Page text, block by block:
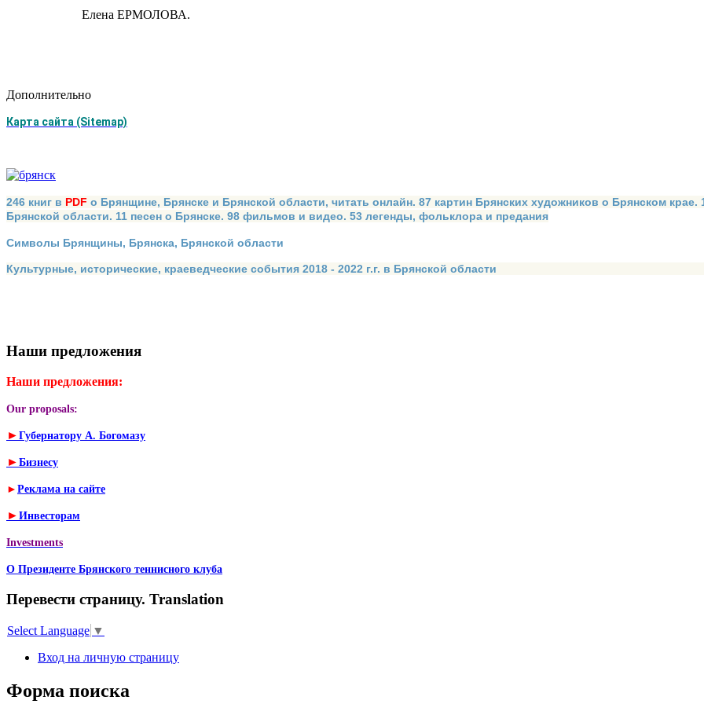
Елена ЕРМОЛОВА.
Дополнительно
Карта сайта (Sitemap)
246 книг в PDF о Брянщине, Брянске и Брянской области, читать онлайн. 87 картин Брянских художников о Брянском
Брянской области. 11 песен о Брянске. 98 фильмов и видео. 53 легенды, фольклора и предания
Символы Брянщины, Брянска, Брянской области
Культурные, исторические, краеведческие события 2018 - 2022 г.г. в Брянской области
Наши предложения
Наши предложения:
Our proposals:
► Губернатору А. Богомазу
► Бизнесу
► Реклама на сайте
► Инвесторам
Investments
О Президенте Брянского теннисного клуба
Перевести страницу. Translation
Select Language ▼
Вход на личную страницу
Форма поиска